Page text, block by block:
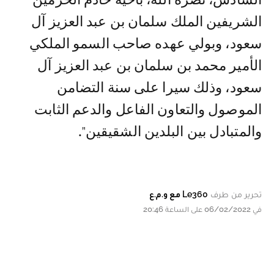
الشريفين الملك سلمان بن عبد العزيز آل
سعود، وبولي عهده صاحب السمو الملكي
الأمير محمد بن سلمان بن عبد العزيز آل
سعود، وذلك سيرا على سنة التضامن
الموصول والتعاون الفاعل والدعم الثابت
والمتبادل بين البلدين الشقيقين".
تحرير من طرف Le360 مع و.م.ع
في 06/02/2022 على الساعة 20:46